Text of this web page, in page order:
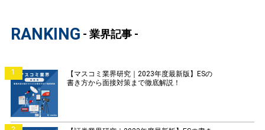
RANKING - 業界記事 -
1
【マスコミ業界研究｜2023年度最新版】ESの
書き方から面接対策まで徹底解説！